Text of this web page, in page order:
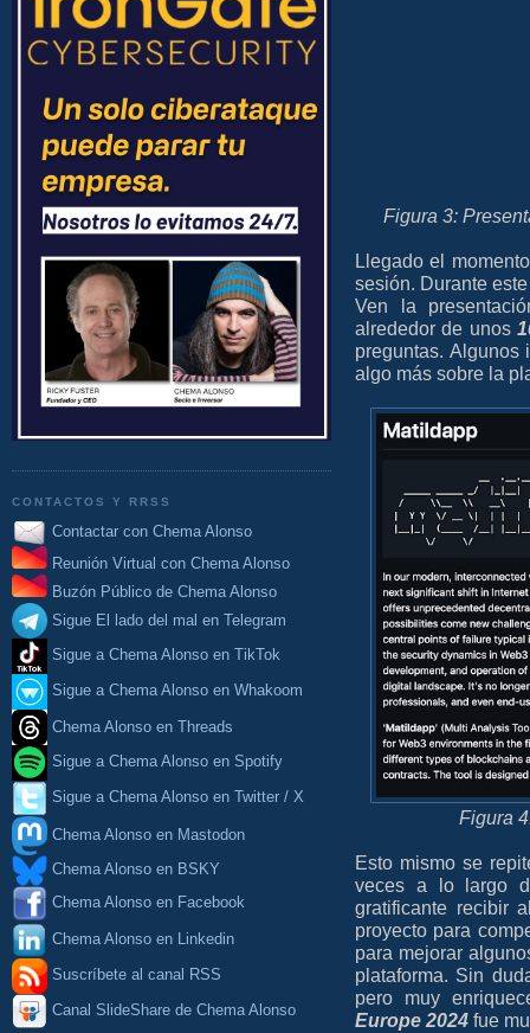
CONTACTOS Y RRSS
Contactar con Chema Alonso
Reunión Virtual con Chema Alonso
Buzón Público de Chema Alonso
Sigue El lado del mal en Telegram
Sigue a Chema Alonso en TikTok
Sigue a Chema Alonso en Whakoom
Chema Alonso en Threads
Sigue a Chema Alonso en Spotify
Sigue a Chema Alonso en Twitter / X
Chema Alonso en Mastodon
Chema Alonso en BSKY
Chema Alonso en Facebook
Chema Alonso en Linkedin
Suscríbete al canal RSS
Canal SlideShare de Chema Alonso
Figura 3:
Llegado el
sesión. Durante
Ven la
alrededor de unos
preguntas. Algunos
algo más sobre la
Figura
Esto mismo se
veces a lo largo
gratificante recibir
proyecto para
para mejorar
plataforma. Sin
pero muy
Europe 2024 fue